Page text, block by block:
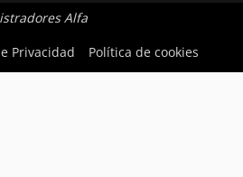
Alfa
Privacidad Política de cookies